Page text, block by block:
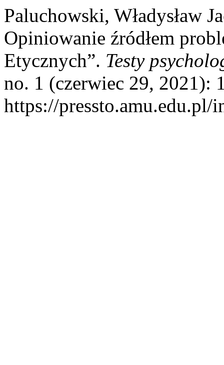
Paluchowski, Władysław
Opiniowanie źródłem
Etycznych”. Testy
no. 1 (czerwiec 29, 2021):
https://